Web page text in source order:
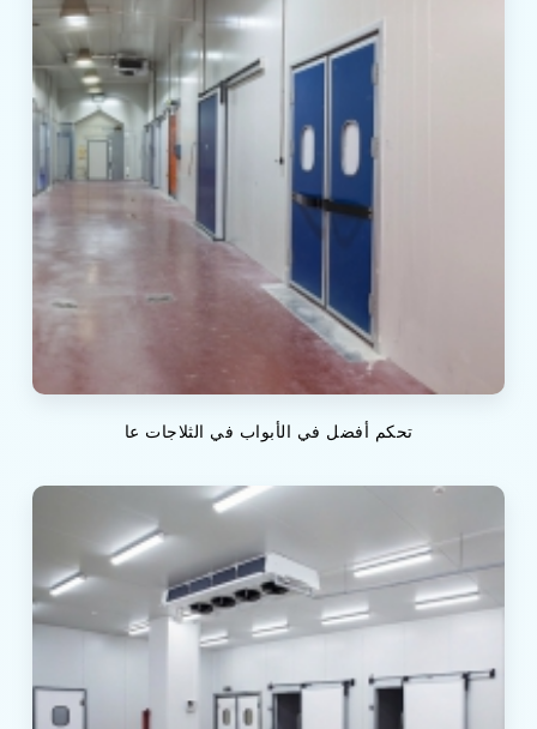
تحكم أفضل في الأبواب في الثلاجات عا